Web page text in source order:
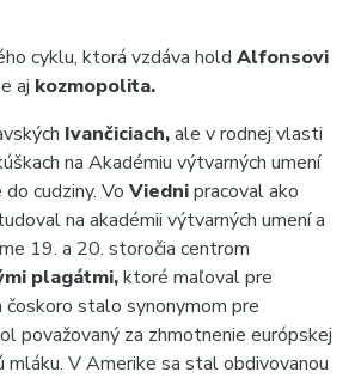
cyklu, ktorá vzdáva hold Alfonsovi
aj kozmopolita.
Ivančiciach,ale v rodnej vlasti
na Akadémiu výtvarných umení
cudziny. Vo Viednipracoval ako
na akadémii výtvarných umení a
19. a 20. storočia centrom
plagátmi,ktoré maľoval pre
čoskoro stalo synonymom pre
považovaný za zhmotnenie európskej
V Amerike sa stal obdivovanou